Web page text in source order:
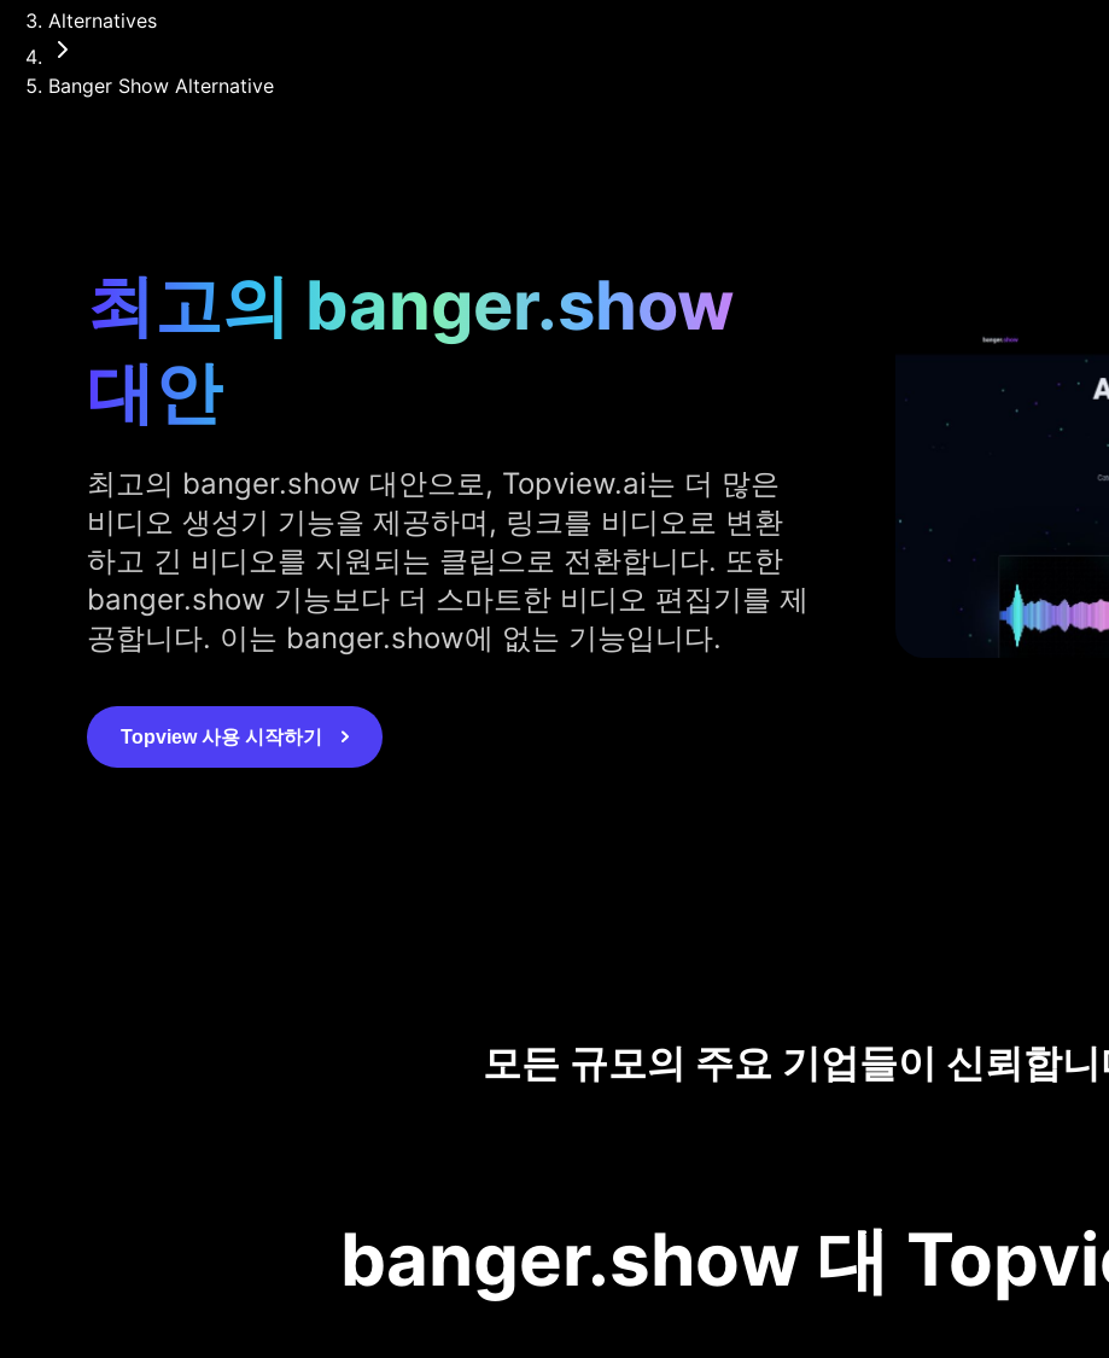
Alternatives
Banger Show Alternative
최고의 banger.show
대안
최고의 banger.show 대안으로, Topview.ai는 더 많은
비디오 생성기 기능을 제공하며, 링크를 비디오로 변환
하고 긴 비디오를 지원되는 클립으로 전환합니다. 또한
banger.show 기능보다 더 스마트한 비디오 편집기를 제
공합니다. 이는 banger.show에 없는 기능입니다.
Topview 사용 시작하기
모든 규모의 주요 기업들이 신뢰합
banger.show 대